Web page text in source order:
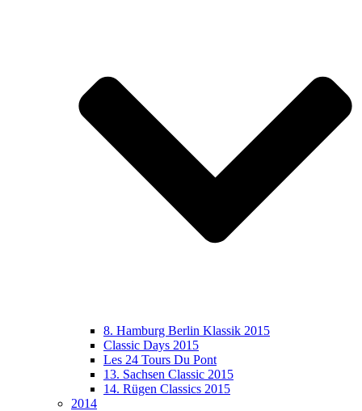
8. Hamburg Berlin Klassik 2015
Classic Days 2015
Les 24 Tours Du Pont
13. Sachsen Classic 2015
14. Rügen Classics 2015
2014